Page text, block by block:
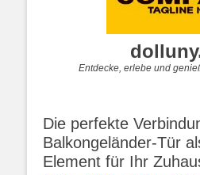
Entdecke, erlebe und
Die perfekte
Balkongeländer-Tür
Element für Ihr